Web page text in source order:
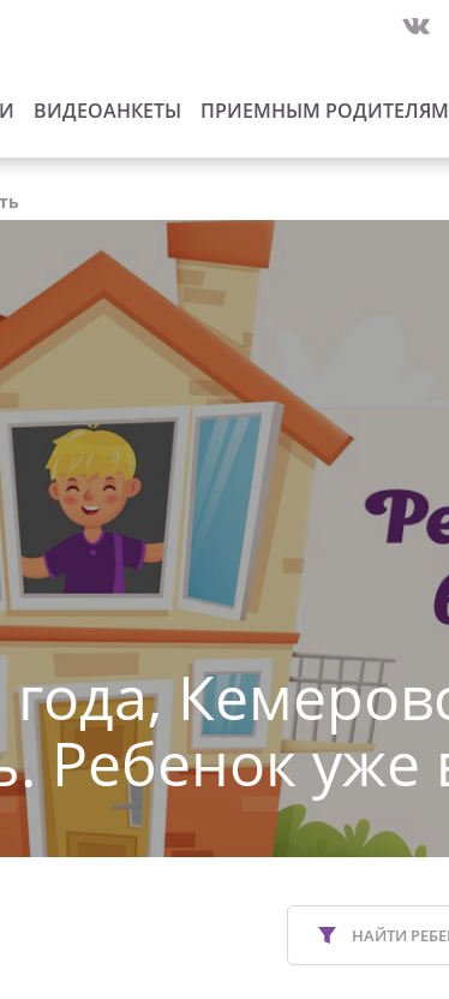
ВИДЕОАНКЕТЫ ПРИЕМНЫМ РОДИТЕЛЯМ
Ребенок уже
НАЙТИ